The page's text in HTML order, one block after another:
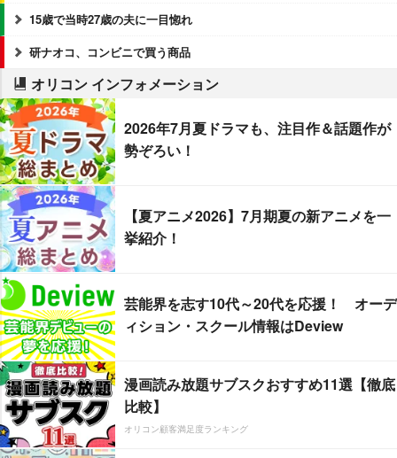
15歳で当時27歳の夫に一目惚れ
研ナオコ、コンビニで買う商品
オリコン インフォメーション
2026年7月夏ドラマも、注目作＆話題作が
勢ぞろい！
【夏アニメ2026】7月期夏の新アニメを一
挙紹介！
芸能界を志す10代～20代を応援！ オーデ
ィション・スクール情報はDeview
漫画読み放題サブスクおすすめ11選【徹底
比較】
オリコン顧客満足度ランキング